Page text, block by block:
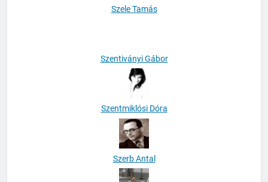
Szele Tamás
Szentmiklósi Dóra
Szerb Antal